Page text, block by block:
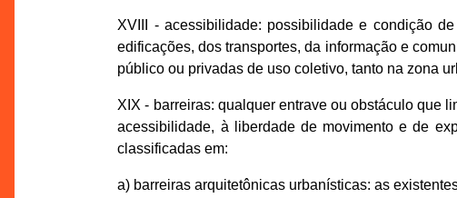
XVIII - acessibilidade: possibilidade e condição
edificações, dos transportes, da informação e
público ou privadas de uso coletivo, tanto na zona
XIX - barreiras: qualquer entrave ou obstáculo que
acessibilidade, à liberdade de movimento e de
classificadas em:
a) barreiras arquitetônicas urbanísticas: as